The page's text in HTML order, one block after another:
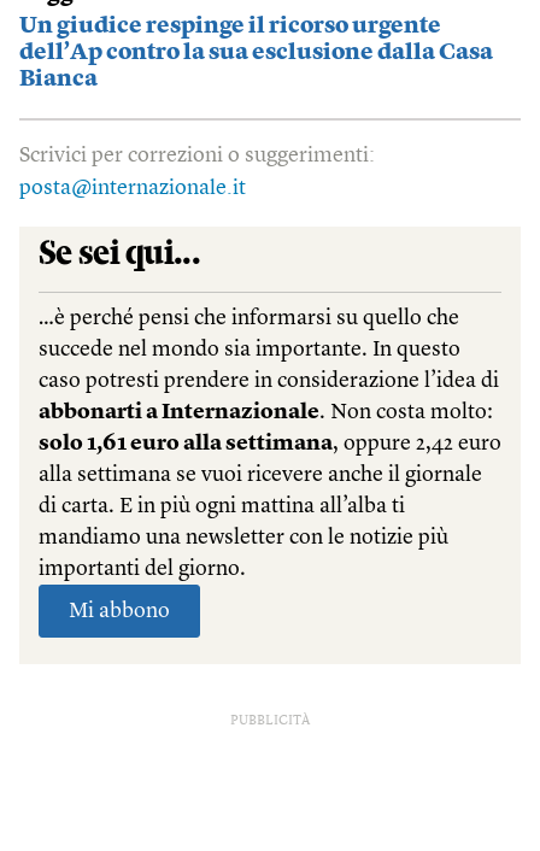
Un giudice respinge il ricorso urgente
dell’Ap contro la sua esclusione dalla Casa
Bianca
Scrivici per correzioni o suggerimenti:
posta@internazionale.it
PUBBLICITÀ